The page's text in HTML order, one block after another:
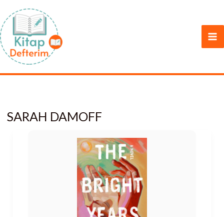
atla
SARAH DAMOFF